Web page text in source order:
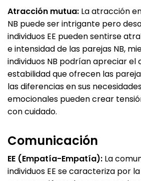
Atracción mutua: La atracción
NB puede ser intrigante pero
individuos EE pueden sentirse
e intensidad de las parejas NB,
individuos NB podrían apreciar el
estabilidad que ofrecen las
las diferencias en sus
emocionales pueden crear
con cuidado.
Comunicación
EE (Empatía-Empatía): La
individuos EE se caracteriza por